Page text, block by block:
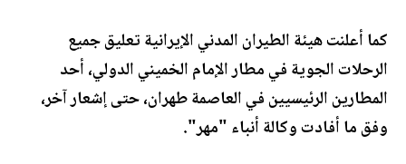
كما أعلنت هيئة الطيران المدني الإيرانية تعليق جميع
الرحلات الجوية في مطار الإمام الخميني الدولي، أحد
المطارين الرئيسيين في العاصمة طهران، حتى إشعار آخر،
وفق ما أفادت وكالة أنباء "مهر".